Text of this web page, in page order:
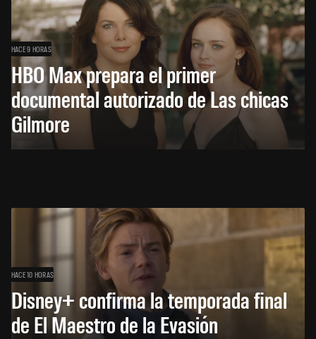
HACE 9 HORAS
HBO Max prepara el primer
documental autorizado de Las chicas
Gilmore
HACE 10 HORAS
Disney+ confirma la temporada final
de El Maestro de la Evasión